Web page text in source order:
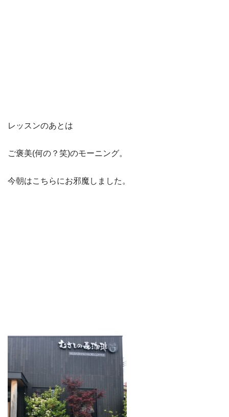
レッスンのあとは
ご褒美(何の？笑)のモーニング。
今朝はこちらにお邪魔しました。